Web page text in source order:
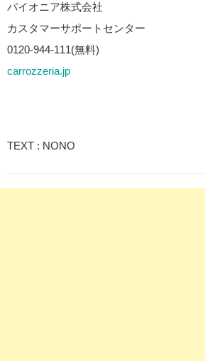
パイオニア株式会社
カスタマーサポートセンター
0120-944-111(無料)
carrozzeria.jp
TEXT : NONO